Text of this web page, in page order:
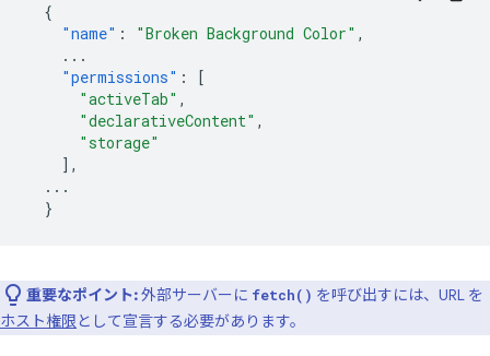
{
"name" : "Broken Background Color" ,
...
"permissions" :
[
"activeTab" ,
"declarativeContent" ,
"storage"
],
...
}
重要なポイント:外部サーバーに fetch() を呼び出すには、URL を
ホスト権限 として宣言する必要があります。